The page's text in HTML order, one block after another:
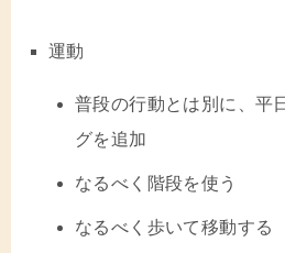
運動
普段の行動とは別に、平
グを追加
なるべく階段を使う
なるべく歩いて移動する